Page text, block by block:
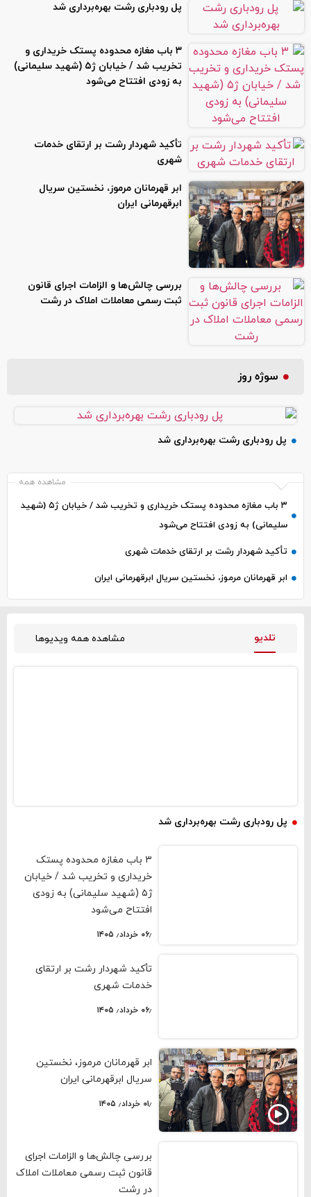
پل رودباری رشت بهره‌برداری شد
۳ باب مغازه محدوده پستک خریداری و
تخریب شد / خیابان ژ۵ (شهید سلیمانی)
به زودی افتتاح می‌شود
تأکید شهردار رشت بر ارتقای خدمات
شهری
ابر قهرمانان مرموز، نخستین سریال
ابرقهرمانی ایران
بررسی چالش‌ها و الزامات اجرای قانون
ثبت رسمی معاملات املاک در رشت
سوژه روز
پل رودباری رشت بهره‌برداری شد
مشاهده همه
۳ باب مغازه محدوده پستک خریداری و تخریب شد / خیابان ژ۵ (شهید
سلیمانی) به زودی افتتاح می‌شود
تأکید شهردار رشت بر ارتقای خدمات شهری
ابر قهرمانان مرموز، نخستین سریال ابرقهرمانی ایران
تلدیو مشاهده همه ویدیوها
۳ باب مغازه محدوده پستک
خریداری و تخریب شد / خیابان
ژ۵ (شهید سلیمانی) به زودی
افتتاح می‌شود
۰۶٫ خرداد٫ ۱۴۰۵
تأکید شهردار رشت بر ارتقای
خدمات شهری
۰۶٫ خرداد٫ ۱۴۰۵
ابر قهرمانان مرموز، نخستین
سریال ابرقهرمانی ایران
۰۱٫ خرداد٫ ۱۴۰۵
بررسی چالش‌ها و الزامات اجرای
قانون ثبت رسمی معاملات املاک
در رشت
پل رودباری رشت بهره‌برداری شد